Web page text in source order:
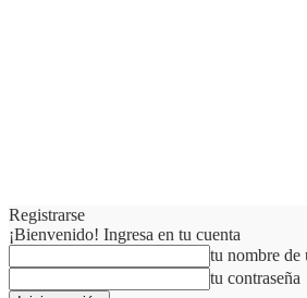
Registrarse
¡Bienvenido! Ingresa en tu cuenta
tu nombre de
tu contraseña